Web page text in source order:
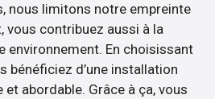
nous limitons notre empreinte
vous contribuez aussi à la
environnement. En choisissant
bénéficiez d’une installation
abordable. Grâce à ça, vous